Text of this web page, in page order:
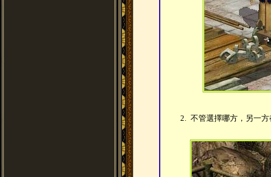
2. 不管選擇哪方，另一